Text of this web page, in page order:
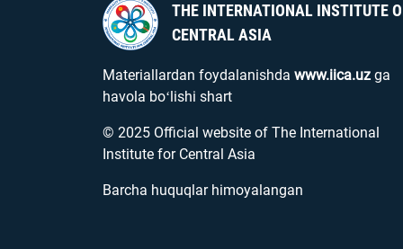
THE INTERNATIONAL INSTITUTE
CENTRAL ASIA
Materiallardan foydalanishda www.iica.uz ga
havola boʻlishi shart
© 2025 Official website of The International
Institute for Central Asia
Barcha huquqlar himoyalangan